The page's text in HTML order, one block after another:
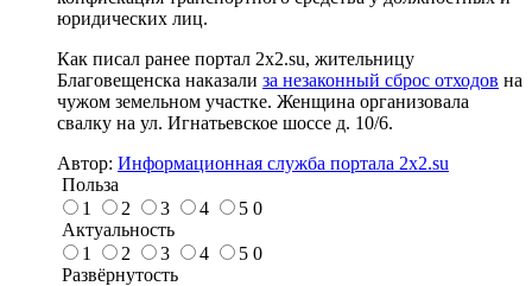
юридических лиц.
Как писал ранее портал 2х2.su, жительницу
Благовещенска наказали за незаконный сброс отходов на
чужом земельном участке. Женщина организовала
свалку на ул. Игнатьевское шоссе д. 10/6.
Автор: Информационная служба портала 2x2.su
Польза
1
2 3 4 5 0
Актуальность
1
2 3 4 5 0
Развёрнутость